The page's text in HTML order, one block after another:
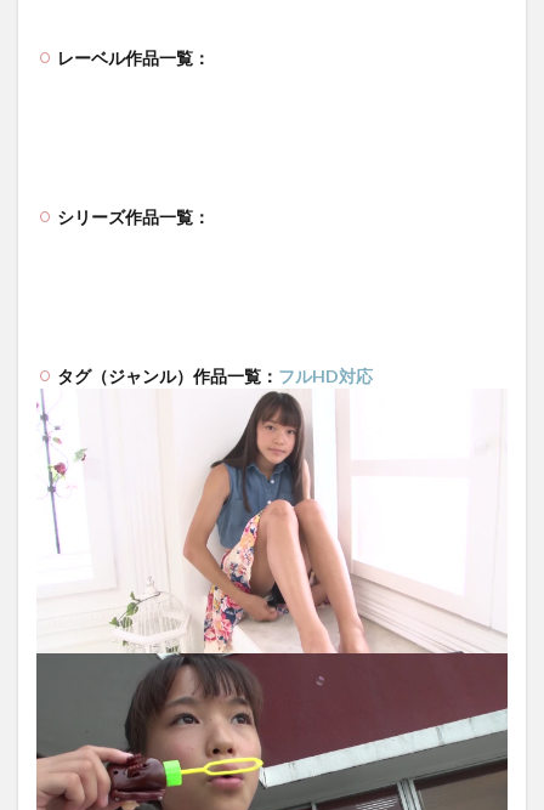
レーベル作品一覧：
シリーズ作品一覧：
タグ（ジャンル）作品一覧： フルHD対応